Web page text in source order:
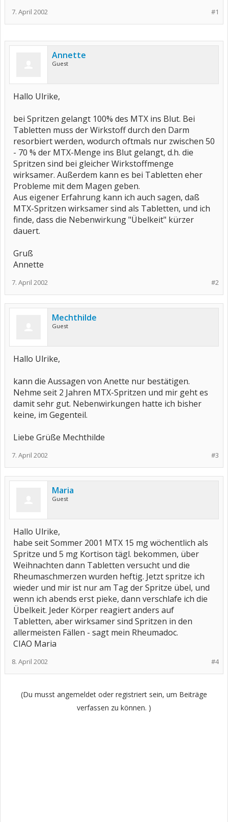
#1
7. April 2002
Annette
Guest
Hallo Ulrike,
bei Spritzen gelangt 100% des MTX ins Blut. Bei
Tabletten muss der Wirkstoff durch den Darm
resorbiert werden, wodurch oftmals nur zwischen 50
- 70 % der MTX-Menge ins Blut gelangt, d.h. die
Spritzen sind bei gleicher Wirkstoffmenge
wirksamer. Außerdem kann es bei Tabletten eher
Probleme mit dem Magen geben.
Aus eigener Erfahrung kann ich auch sagen, daß
MTX-Spritzen wirksamer sind als Tabletten, und ich
finde, dass die Nebenwirkung "Übelkeit" kürzer
dauert.
Gruß
Annette
#2
7. April 2002
Mechthilde
Guest
Hallo Ulrike,
kann die Aussagen von Anette nur bestätigen.
Nehme seit 2 Jahren MTX-Spritzen und mir geht es
damit sehr gut. Nebenwirkungen hatte ich bisher
keine, im Gegenteil.
Liebe Grüße Mechthilde
#3
7. April 2002
Maria
Guest
Hallo Ulrike,
habe seit Sommer 2001 MTX 15 mg wöchentlich als
Spritze und 5 mg Kortison tägl. bekommen, über
Weihnachten dann Tabletten versucht und die
Rheumaschmerzen wurden heftig. Jetzt spritze ich
wieder und mir ist nur am Tag der Spritze übel, und
wenn ich abends erst pieke, dann verschlafe ich die
Übelkeit. Jeder Körper reagiert anders auf
Tabletten, aber wirksamer sind Spritzen in den
allermeisten Fällen - sagt mein Rheumadoc.
CIAO Maria
#4
8. April 2002
(Du musst angemeldet oder registriert sein, um Beiträge
verfassen zu können. )